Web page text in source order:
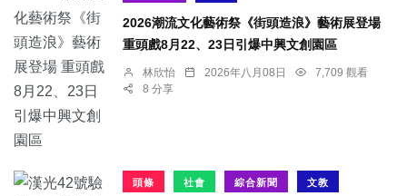
2026潮流文化藝術祭《街頭造浪》藝術展登場
重頭戲8月22、23日引爆中興文創園區
林欣怡 2026年八月08日
7,709 觀看
8 分享
頭條 社會 綜合新聞 文教